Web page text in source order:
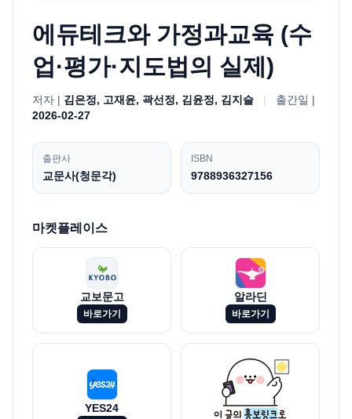
에듀테크와 가정과교육 (수
업·평가·지도법의 실제)
저자 | 김은정, 고재윤, 곽선정, 김윤정, 김지슬 |
출간일 |
2026-02-27
출판사
교문사(청문각)
ISBN
9788936327156
마켓플레이스
교보문고
바로가기
알라딘
바로가기
YES24